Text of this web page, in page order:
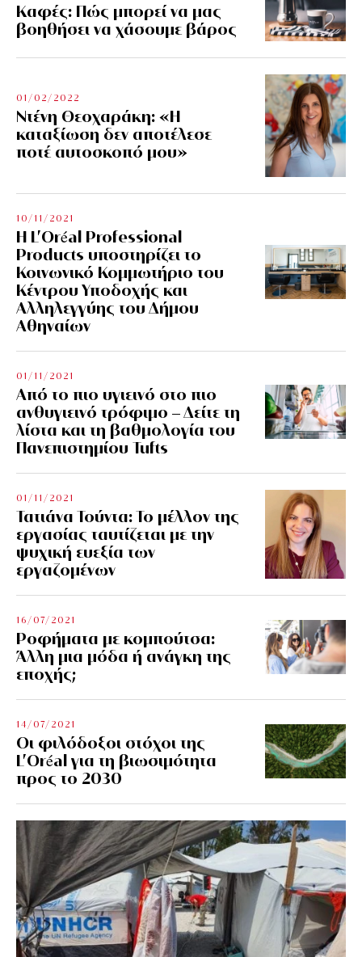
Kαφές: Πώς μπορεί να μας
βοηθήσει να χάσουμε βάρος
01/02/2022
Ντένη Θεοχαράκη: «Η
καταξίωση δεν αποτέλεσε
ποτέ αυτοσκοπό μου»
10/11/2021
Η L’Οréal Professional
Products υποστηρίζει το
Κοινωνικό Κομμωτήριο του
Κέντρου Υποδοχής και
Αλληλεγγύης του Δήμου
Αθηναίων
01/11/2021
Από το πιο υγιεινό στο πιο
ανθυγιεινό τρόφιμο – Δείτε τη
λίστα και τη βαθμολογία του
Πανεπιστημίου Tufts
01/11/2021
Τατιάνα Τούντα: Το μέλλον της
εργασίας ταυτίζεται με την
ψυχική ευεξία των
εργαζομένων
16/07/2021
Ροφήματα με κομπούτσα:
Άλλη μια μόδα ή ανάγκη της
εποχής;
14/07/2021
Οι φιλόδοξοι στόχοι της
L’Oréal για τη βιωσιμότητα
προς το 2030